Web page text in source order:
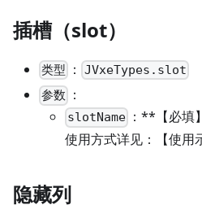
插槽（slot）
类型 ： JVxeTypes.slot
参数
：
slotName ：**【必
使用方式详见：【使用
隐藏列